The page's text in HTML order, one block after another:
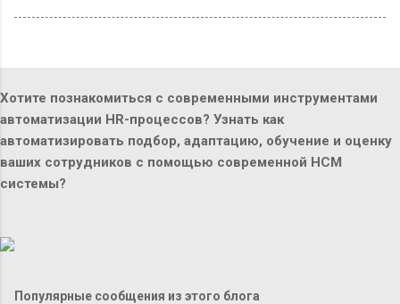
Хотите познакомиться с современными инструментами
автоматизации HR-процессов? Узнать как
автоматизировать подбор, адаптацию, обучение и оценку
ваших сотрудников с помощью современной HCM
системы?
Популярные сообщения из этого блога